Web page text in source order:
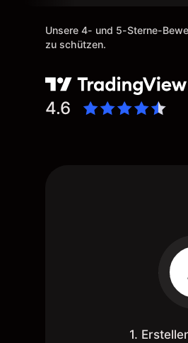
Unsere 4- und 5-Sterne-
zu schützen.
4.6
1.